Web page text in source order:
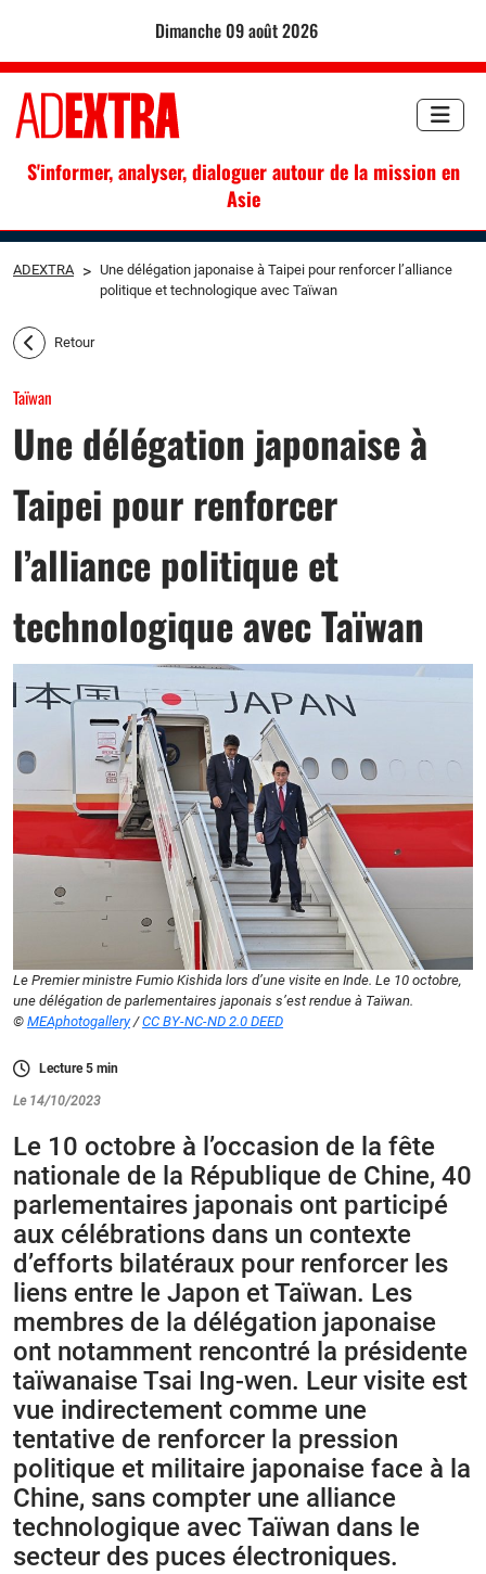
dimanche 09 août 2026
S'informer, analyser, dialoguer autour de la mission en
Asie
ADEXTRA > Une délégation japonaise à Taipei pour renforcer l’alliance
politique et technologique avec Taïwan
Retour
Taïwan
Une délégation japonaise à
Taipei pour renforcer
l’alliance politique et
technologique avec Taïwan
Le Premier ministre Fumio Kishida lors d’une visite en Inde. Le 10 octobre,
une délégation de parlementaires japonais s’est rendue à Taïwan.
© MEAphotogallery/CC BY-NC-ND 2.0 DEED
Lecture5 min
Le 14/10/2023
Le 10 octobre à l’occasion de la fête
nationale de la République de Chine, 40
parlementaires japonais ont participé
aux célébrations dans un contexte
d’efforts bilatéraux pour renforcer les
liens entre le Japon et Taïwan. Les
membres de la délégation japonaise
ont notamment rencontré la présidente
taïwanaise Tsai Ing-wen. Leur visite est
vue indirectement comme une
tentative de renforcer la pression
politique et militaire japonaise face à la
Chine, sans compter une alliance
technologique avec Taïwan dans le
secteur des puces électroniques.